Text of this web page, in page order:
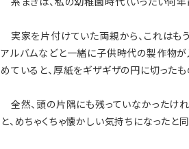
実家を片付けていた両親から、これはも
アルバムなどと一緒に子供時代の製作物が
めていると、厚紙をギザギザの円に切った
全然、頭の片隅にも残っていなかったけれ
と、めちゃくちゃ懐かしい気持ちになったと